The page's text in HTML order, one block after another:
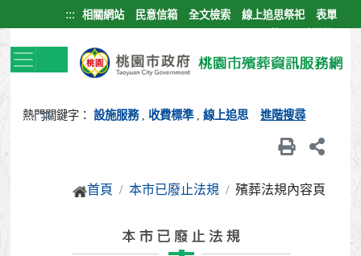
跳到主要內容區塊
::: 相關網站 民意信箱 全文檢索 線上追思祭祀
表單
熱門關鍵字： 設施服務, 收費標準,線上追思 進階搜尋
首頁 本市已廢止法規 殯葬法規內容頁
:::